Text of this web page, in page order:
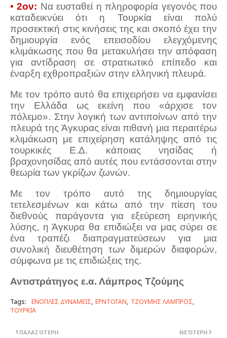
• 2ον: Να ευσταθεί η πληροφορία γεγονός που
καταδεικνύει ότι η Τουρκία είναι πολύ
προσεκτική στις κινήσεις της και σκοπό έχει την
δημιουργία ενός επεισοδίου ελεγχόμενης
κλιμάκωσης που θα μετακυλήσει την απόφαση
για αντίδραση σε στρατιωτικό επίπεδο και
έναρξη εχθροπραξιών στην ελληνική πλευρά.
Με τον τρόπο αυτό θα επιχειρήσει να εμφανίσει
την Ελλάδα ως εκείνη που «άρχισε τον
πόλεμο». Στην λογική των αντιποίνων από την
πλευρά της Άγκυρας είναι πιθανή μια περαιτέρω
κλιμάκωση με επιχείρηση κατάληψης από τις
τουρκικές Ε.Δ. κάποιας νησίδας ή
βραχονησίδας από αυτές που εντάσσονται στην
θεωρία των γκρίζων ζωνών.
Με τον τρόπο αυτό της δημιουργίας
τετελεσμένων και κάτω από την πίεση του
διεθνούς παράγοντα για εξεύρεση ειρηνικής
λύσης, η Άγκυρα θα επιδιώξει να μας σύρει σε
ένα τραπέζι διαπραγματεύσεων για μια
συνολική διευθέτηση των διμερών διαφορών,
σύμφωνα με τις επιδιώξεις της.
Αντιστράτηγος ε.α. Λάμπρος Τζούμης
Tags: ΕΝΟΠΛΕΣ ΔΥΝΑΜΕΙΣ ΕΡΝΤΟΓΑΝ ΤΖΟΥΜΗΣ ΛΑΜΠΡΟΣ
ΤΟΥΡΚΙΑ
ΝΕΌΤΕΡΗ
ΠΑΛΑΙΌΤΕΡΗ